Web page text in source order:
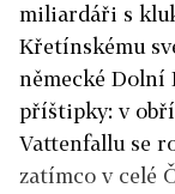
miliardáři s
Křetínskému
německé Dolní
příštipky: v
Vattenfallu se
zatímco v celé